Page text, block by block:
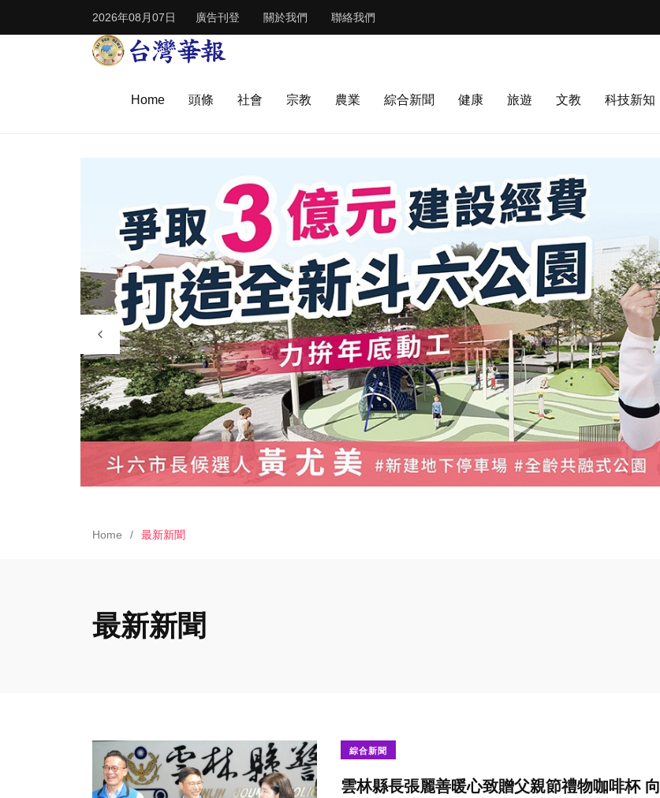
2026年08月07日 廣告刊登 關於我們 聯絡我們
Home 頭條 社會 宗教 農業 綜合新聞 健康 旅遊 文教 科技新知
Home 最新新聞
最新新聞
綜合新聞
雲林縣長張麗善暖心致贈父親節禮物咖啡杯 向